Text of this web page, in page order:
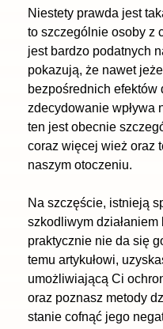
Niestety prawda jest
to szczególnie osoby z
jest bardzo podatnych
pokazują, że nawet
bezpośrednich efektów
zdecydowanie wpływa
ten jest obecnie
coraz więcej wież oraz
naszym otoczeniu.
Na szczęście, istnieją
szkodliwym działaniem
praktycznie nie da się
temu artykułowi,
umożliwiającą Ci
oraz poznasz metody
stanie cofnąć jego